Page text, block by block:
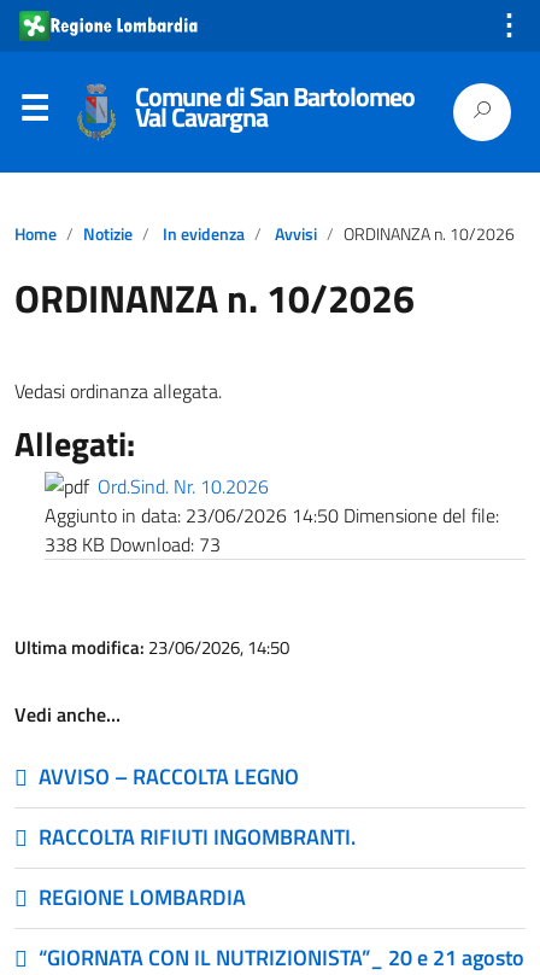
⋮
Comune di San Bartolomeo
Val Cavargna
Home Notizie In evidenza Avvisi ORDINANZA n. 10/2026
ORDINANZA n. 10/2026
Vedasi ordinanza allegata.
Allegati:
Ord.Sind. Nr. 10.2026
Aggiunto in data: 23/06/2026 14:50 Dimensione del file:
338 KB Download: 73
Ultima modifica: 23/06/2026, 14:50
Vedi anche…
AVVISO – RACCOLTA LEGNO
RACCOLTA RIFIUTI INGOMBRANTI.
REGIONE LOMBARDIA
“GIORNATA CON IL NUTRIZIONISTA”_ 20 e 21 agosto